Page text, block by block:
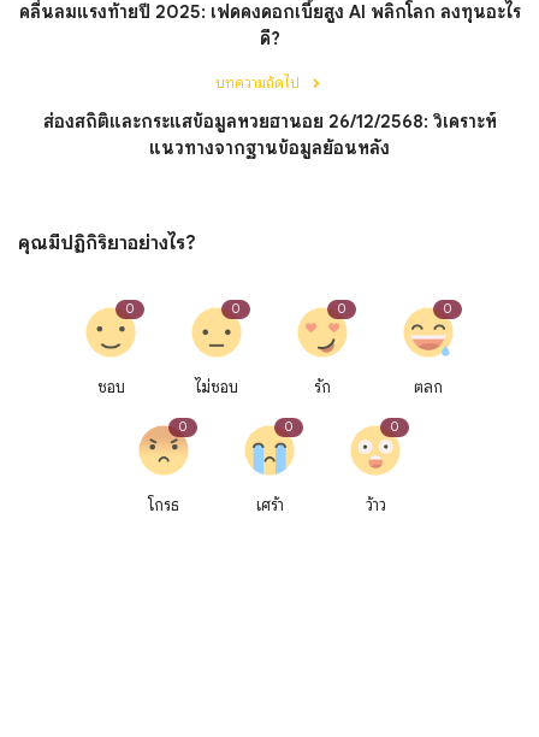
คลื่นลมแรงท้ายปี 2025: เฟดคงดอกเบี้ยสูง AI พลิกโลก ลงทุนอะไร
ดี?
บทความถัดไป
ส่องสถิติและกระแสข้อมูลหวยฮานอย 26/12/2568: วิเคราะห์
แนวทางจากฐานข้อมูลย้อนหลัง
คุณมีปฏิกิริยาอย่างไร?
ชอบ
0
ไม่ชอบ
0
รัก
0
ตลก
0
โกรธ
0
เศร้า
0
ว้าว
0